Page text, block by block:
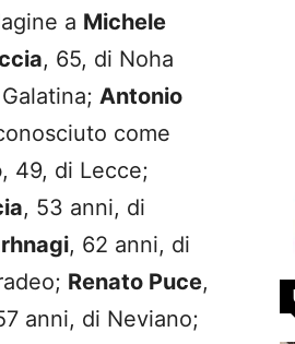
a Michele
, 65, di Noha
Antonio
come
, 49, di Lecce;
, 53 anni, di
, 62 anni, di
Renato Puce,
anni, di Neviano;